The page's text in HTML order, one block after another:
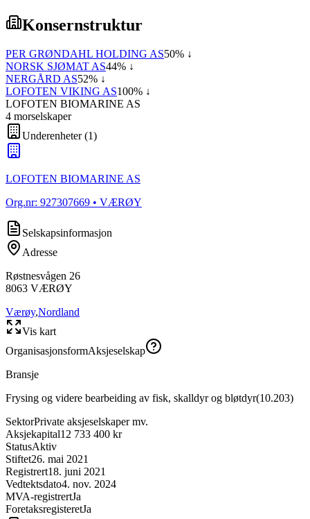
Konsernstruktur
PER GRØNDAHL HOLDING AS50% ↓
NORSK SJØMAT AS44% ↓
NERGÅRD AS52% ↓
LOFOTEN VIKING AS100% ↓
LOFOTEN BIOMARINE AS
4 morselskaper
Underenheter(1)
LOFOTEN BIOMARINE AS
Org.nr: 927307669 • VÆRØY
Selskapsinformasjon
Adresse
Røstnesvågen 26
8063 VÆRØY
Værøy,Nordland
Vis kart
OrganisasjonsformAksjeselskap
Bransje
Frysing og videre bearbeiding av fisk, skalldyr og bløtdyr(10.203)
SektorPrivate aksjeselskaper mv.
Aksjekapital12 733 400 kr
StatusAktiv
Stiftet26. mai 2021
Registrert18. juni 2021
Vedtektsdato4. nov. 2024
MVA-registrertJa
ForetaksregisteretJa